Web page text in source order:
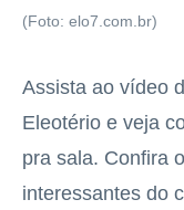
(Foto: elo7.com.br)
Assista ao vídeo
Eleotério e veja
pra sala. Confira
interessantes do